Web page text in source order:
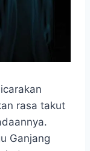
rasa takut
Ganjang